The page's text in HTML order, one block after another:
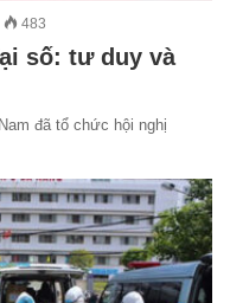
483
số: tư duy và
đã tổ chức hội nghị